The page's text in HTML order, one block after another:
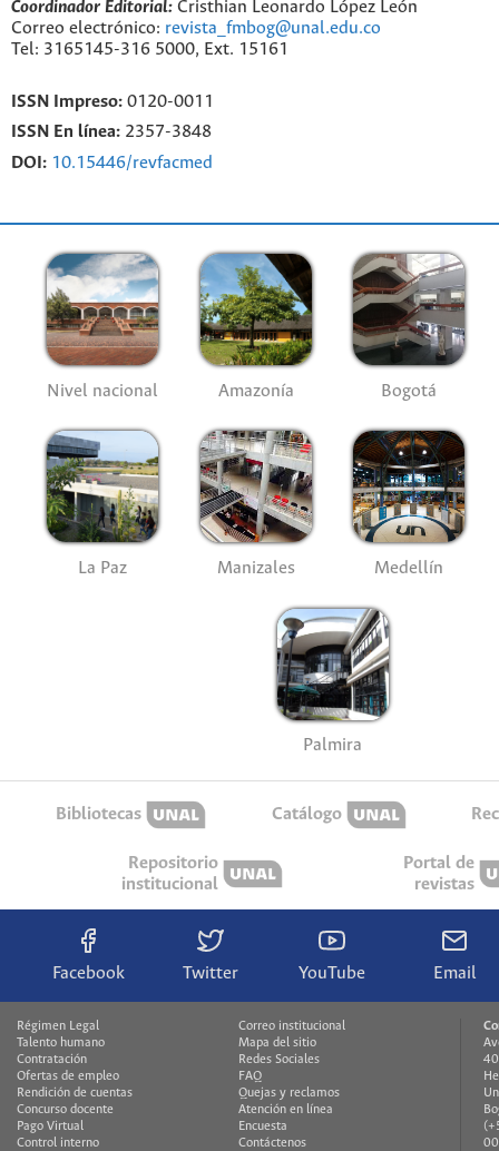
Coordinador Editorial: Cristhian Leonardo López León
Correo electrónico: revista_fmbog@unal.edu.co
Tel: 3165145-316 5000, Ext. 15161
ISSN Impreso: 0120-0011
ISSN En línea: 2357-3848
DOI: 10.15446/revfacmed
Nivel nacional Amazonía Bogotá
La Paz Manizales Medellín
Palmira
Bibliotecas Catálogo
Repositorio
institucional
Portal de
revistas
Facebook Twitter YouTube Email
Régimen Legal
Talento humano
Contratación
Ofertas de empleo
Rendición de cuentas
Concurso docente
Pago Virtual
Control interno
Correo institucional
Mapa del sitio
Redes Sociales
FAQ
Quejas y reclamos
Atención en línea
Encuesta
Contáctenos